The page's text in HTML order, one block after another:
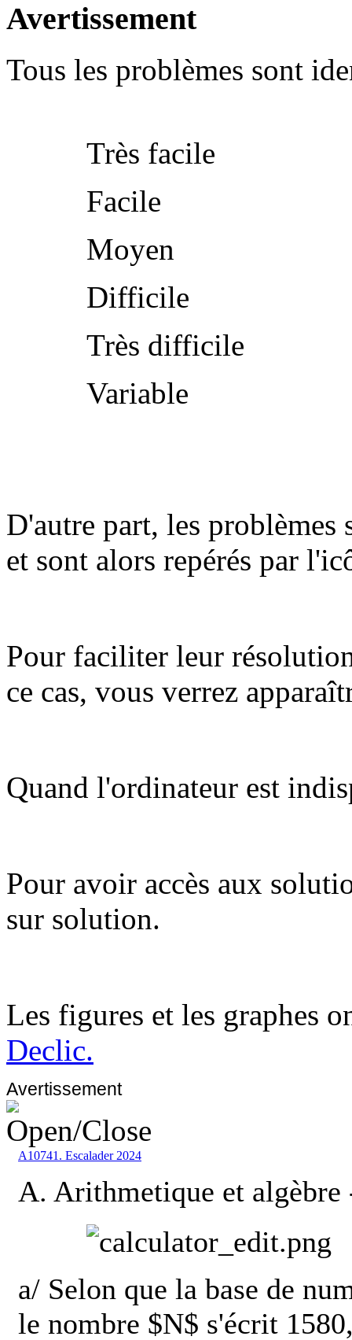
Avertissement
Tous les problèmes sont
Très facile
Facile
Moyen
Difficile
Très difficile
Variable
D'autre part, les problèmes
et sont alors repérés par
Pour faciliter leur
ce cas, vous verrez
Quand l'ordinateur est
Pour avoir accès aux
sur solution.
Les figures et les graphes
Declic.
Avertissement
A10741. Escalader 2024
A. Arithmetique et
a/ Selon que la base de
le nombre $N$ s'écrit